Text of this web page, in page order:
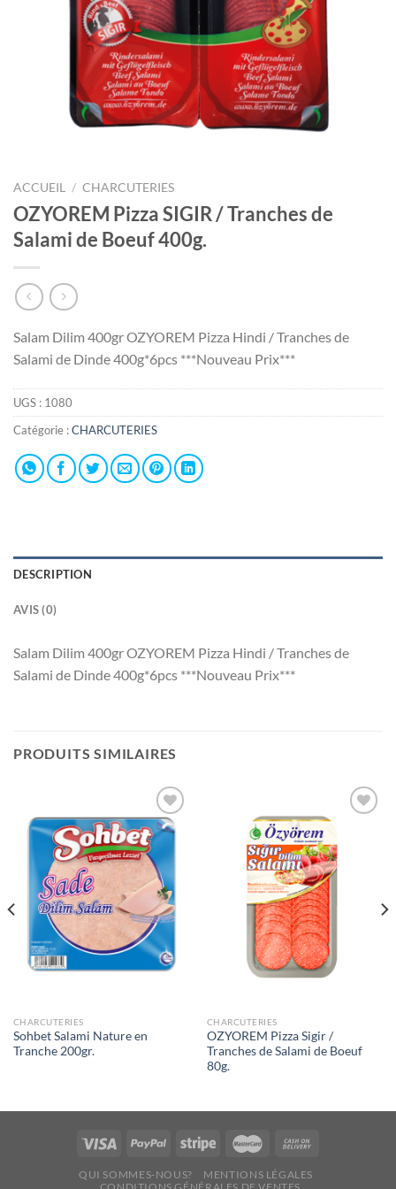
ACCUEIL / CHARCUTERIES
OZYOREM Pizza SIGIR / Tranches de
Salami de Boeuf 400g.
Salam Dilim 400gr OZYOREM Pizza Hindi / Tranches de
Salami de Dinde 400g*6pcs ***Nouveau Prix***
UGS : 1080
Catégorie :CHARCUTERIES
DESCRIPTION
AVIS (0)
Salam Dilim 400gr OZYOREM Pizza Hindi / Tranches de
Salami de Dinde 400g*6pcs ***Nouveau Prix***
PRODUITS SIMILAIRES
Ajouter
à la liste
souhaits
CHARCUTERIES
Sohbet Salami Nature en
Tranche 200gr.
souhaits
CHARCUTERIES
OZYOREM Pizza Sigir /
Tranches de Salami de Boeuf
80g.
QUI SOMMES-NOUS?
MENTIONS LÉGALES